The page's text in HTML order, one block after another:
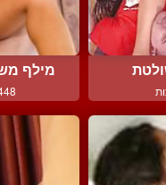
מילף
3448